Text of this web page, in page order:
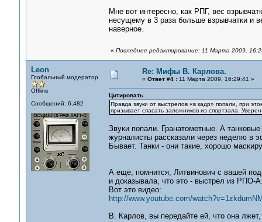
Мне вот интересно, как РПГ, вес
несущему в 3 раза больше взрывчатки и
наверное.
« Последнее редактирование: 11 Марта 2009,
Leon
Глобальный модератор
Offline
Сообщений: 6,482
Re: Мифы В. Карлова.
« Ответ #4 :11 Марта 2009, 16:29:41 »
Цитировать
Правда звуки от выстрелов «в кадр» попали, при
призывает спасать заложников из спортзала.
Звуки попали. Гранатометные. А
журналисты рассказали через неделю в
Бывает. Танки - они такие, хорошо
А еще, помнится, Литвинович с вашей
и доказывала, что это - выстрел из РПО-
Вот это видео:
http://www.youtube.com/
В. Карлов, вы передайте ей, что она